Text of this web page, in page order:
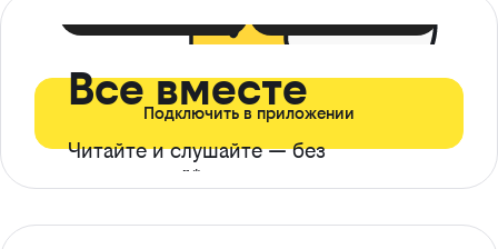
Все вместе
Читайте и слушайте — без
ограничений*
Подключить в приложении